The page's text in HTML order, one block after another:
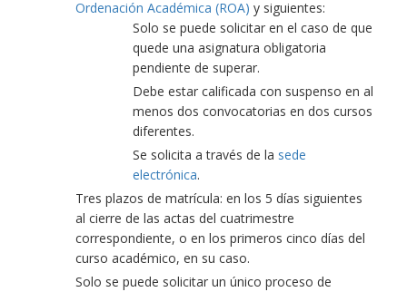
Ordenación Académica (ROA) y siguientes:
Solo se puede solicitar en el caso de que
quede una asignatura obligatoria
pendiente de superar.
Debe estar calificada con suspenso en al
menos dos convocatorias en dos cursos
diferentes.
Se solicita a través de la sede
electrónica.
Tres plazos de matrícula: en los 5 días siguientes
al cierre de las actas del cuatrimestre
correspondiente, o en los primeros cinco días del
curso académico, en su caso.
Solo se puede solicitar un único proceso de